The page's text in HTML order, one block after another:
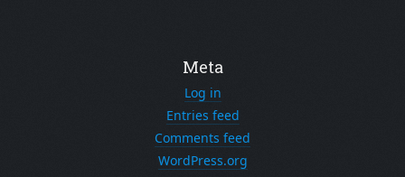
Meta
Log in
Entries feed
Comments feed
WordPress.org